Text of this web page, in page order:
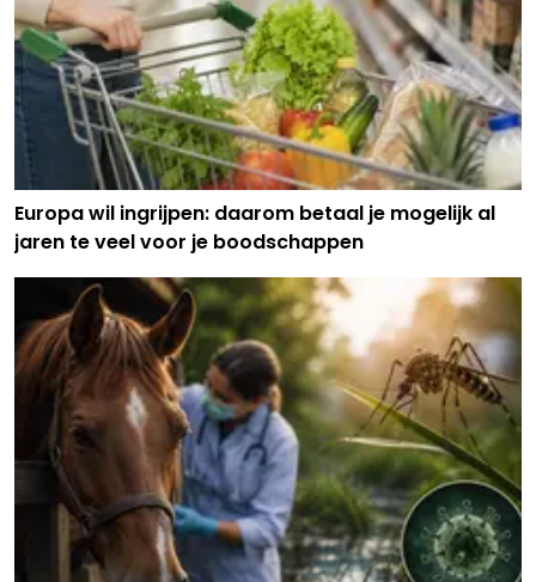
Europa wil ingrijpen: daarom betaal je mogelijk al
jaren te veel voor je boodschappen